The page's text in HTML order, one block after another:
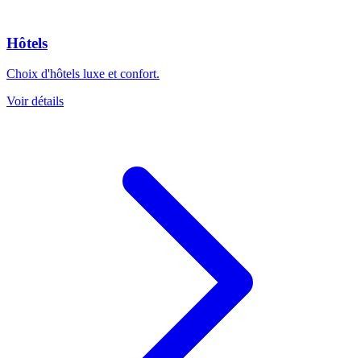
Hôtels
Choix d'hôtels luxe et confort.
Voir détails